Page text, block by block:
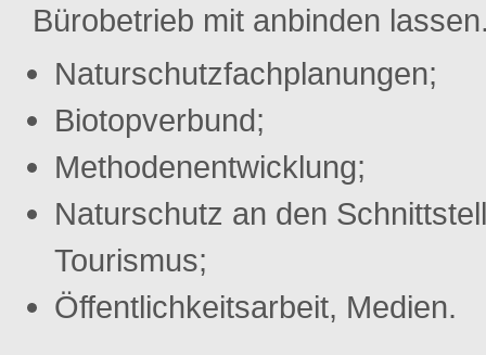
Bürobetrieb mit anbinden
Naturschutzfachplanungen;
Biotopverbund;
Methodenentwicklung;
Naturschutz an den
Tourismus;
Öffentlichkeitsarbeit, Medien.